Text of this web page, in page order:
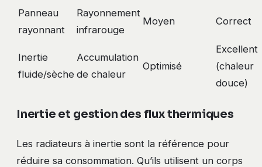
Panneau
rayonnant
Rayonnement
infrarouge
Moyen Correct
Inertie
fluide/sèche
Accumulation
de chaleur
Optimisé
Excellent
(chaleur
douce)
Inertie et gestion des flux thermiques
Les radiateurs à inertie sont la référence pour
réduire sa consommation. Qu’ils utilisent un corps